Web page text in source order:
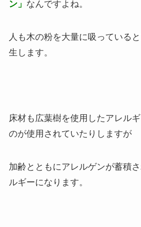
ン」 なんですよね。
人も木の粉を大量に吸っている
生します。
床材も広葉樹を使用したアレル
のが使用されていたりしますが
加齢とともにアレルゲンが蓄積
ルギーになります。